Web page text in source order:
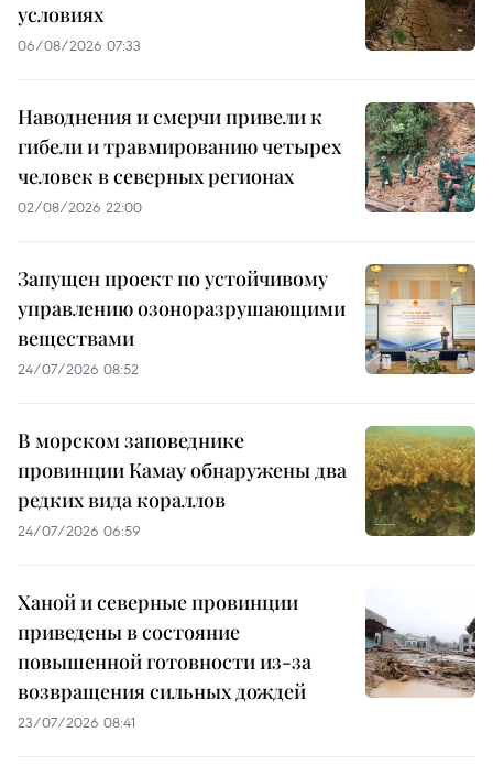
условиях
06/08/2026 07:33
Наводнения и смерчи привели к
гибели и травмированию четырех
человек в северных регионах
02/08/2026 22:00
Запущен проект по устойчивому
управлению озоноразрушающими
веществами
24/07/2026 08:52
В морском заповеднике
провинции Камау обнаружены два
редких вида кораллов
24/07/2026 06:59
Ханой и северные провинции
приведены в состояние
повышенной готовности из-за
возвращения сильных дождей
23/07/2026 08:41